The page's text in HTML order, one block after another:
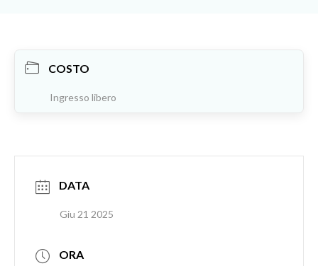
COSTO
Ingresso libero
DATA
Giu 21 2025
ORA